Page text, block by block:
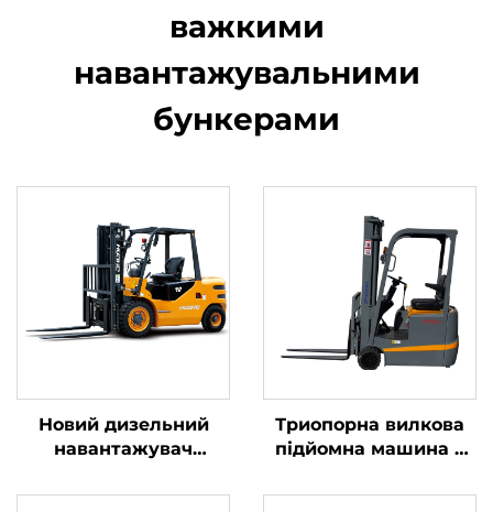
важкими
навантажувальними
бункерами
Новий дизельний
навантажувач
4 тонни з
Триопорна вилкова
підйомна машина з
вагою 1,0 тонни,